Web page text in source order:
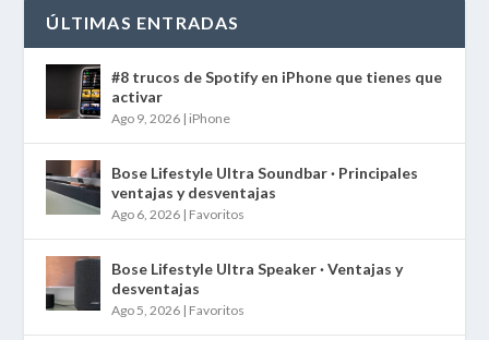
ÚLTIMAS ENTRADAS
#8 trucos de Spotify en iPhone que tienes que
activar
Ago 9, 2026 | iPhone
Bose Lifestyle Ultra Soundbar · Principales
ventajas y desventajas
Ago 6, 2026 | Favoritos
Bose Lifestyle Ultra Speaker · Ventajas y
desventajas
Ago 5, 2026 | Favoritos